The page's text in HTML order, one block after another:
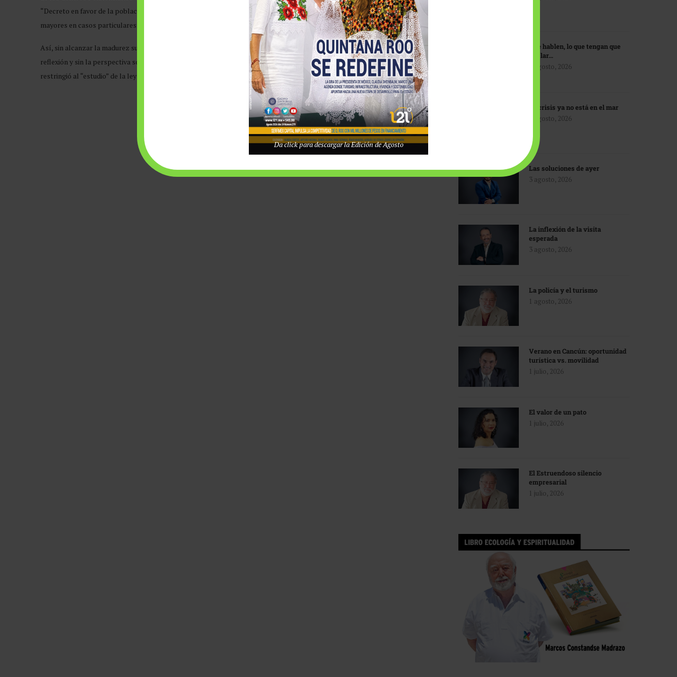
“Decreto en favor de la población privada de su libertad por delitos del fuero federal sin sentencia, tortura y adultos
mayores en casos particulares”; una medida benéfica, pero aislada.
Así, sin alcanzar la madurez suficiente, el Derecho Penitenciario pasó a integrarse al Derecho de Ejecución Penal sin mayor
reflexión y sin la perspectiva social y de derechos humanos que debe caracterizar la materia; mientras que su enseñanza se
restringió al “estudio” de la ley sobre la materia.
Que hablen, lo que tengan que
hablar…
3 agosto, 2026
La crisis ya no está en el mar
3 agosto, 2026
Las soluciones de ayer
3 agosto, 2026
La inflexión de la visita
esperada
3 agosto, 2026
La policía y el turismo
1 agosto, 2026
Verano en Cancún: oportunidad
turística vs. movilidad
1 julio, 2026
El valor de un pato
1 julio, 2026
El Estruendoso silencio
empresarial
1 julio, 2026
Da click para descargar la Edición de Agosto